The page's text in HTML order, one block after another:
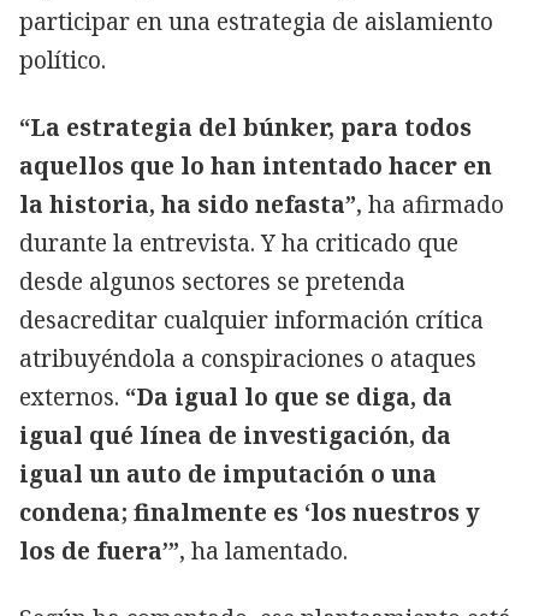
participar en una estrategia de aislamiento
político.
“La estrategia del búnker, para todos
aquellos que lo han intentado hacer en
la historia, ha sido nefasta”, ha afirmado
durante la entrevista. Y ha criticado que
desde algunos sectores se pretenda
desacreditar cualquier información crítica
atribuyéndola a conspiraciones o ataques
externos. “Da igual lo que se diga, da
igual qué línea de investigación, da
igual un auto de imputación o una
condena; finalmente es ‘los nuestros y
los de fuera’”, ha lamentado.